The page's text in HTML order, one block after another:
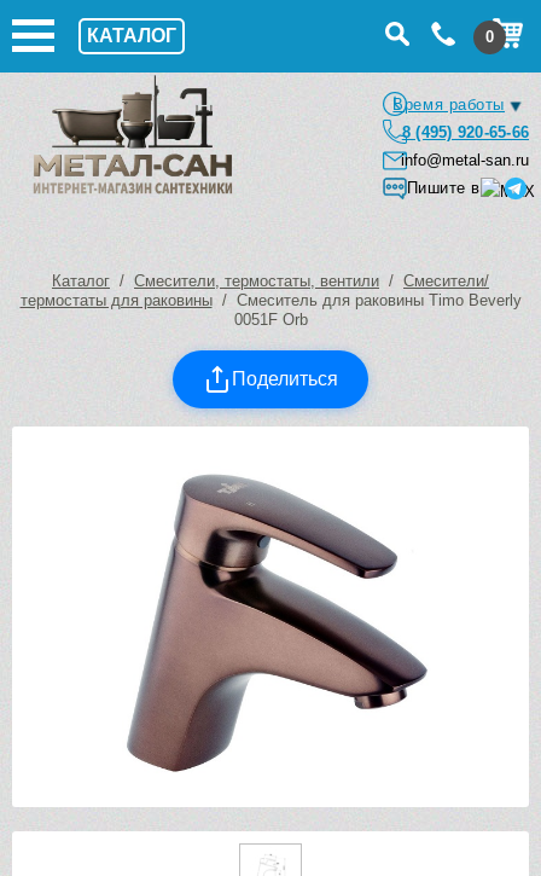
КАТАЛОГ 0
Время работы
8 (495) 920-65-66
info@metal-san.ru
Пишите в
Каталог / Смесители, термостаты, вентили / Смесители/
термостаты для раковины/ Смеситель для раковины Timo Beverly
0051F Orb
Поделиться